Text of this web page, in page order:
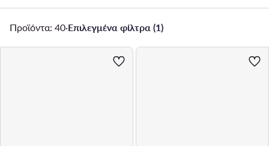
Προϊόντα: 40·Επιλεγμένα φίλτρα (1)